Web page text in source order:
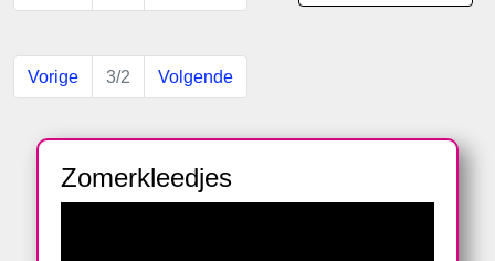
Vorige 3/2 Volgende
Zomerkleedjes